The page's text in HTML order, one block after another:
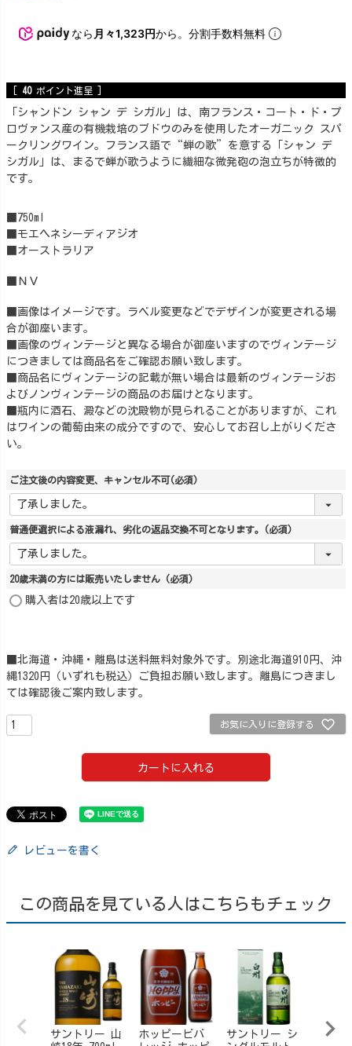
なら 月々1,323円から。分割手数料無料
40 ポイント進呈 ]
「シャンドン シャン デ シガル」は、南フランス・コート・ド・プ
ロヴァンス産の有機栽培のブドウのみを使用したオーガニック スパ
ークリングワイン。フランス語で“蝉の歌”を意する「シャン デ
シガル」は、まるで蝉が歌うように繊細な微発砲の泡立ちが特徴的
です。
■750ml
■モエヘネシーディアジオ
■オーストラリア
■ＮＶ
■画像はイメージです。ラベル変更などでデザインが変更される場
合が御座います。
■画像のヴィンテージと異なる場合が御座いますのでヴィンテージ
につきましては商品名をご確認お願い致します。
■商品名にヴィンテージの記載が無い場合は最新のヴィンテージお
よびノンヴィンテージの商品のお届けとなります。
■瓶内に酒石、澱などの沈殿物が見られることがありますが、これ
はワインの葡萄由来の成分ですので、安心してお召し上がりくださ
い。
ご注文後の内容変更、キャンセル不可 (必須)
普通便選択による液漏れ、劣化の返品交換不可となります。 (必須)
20歳未満の方には販売いたしません (必須)
購入者は20歳以上です
■北海道・沖縄・離島は送料無料対象外です。別途北海道910円、沖
縄1320円（いずれも税込）ご負担お願い致します。離島につきまし
ては確認後ご案内致します。
お気に入りに登録する
カートに入れる
レビューを書く
この商品を見ている人はこちらもチェック
サントリー 山
ホッピービバ
サントリー シ
サン